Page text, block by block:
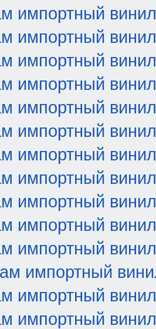
импортный винил
импортный винил
импортный винил
импортный винил
импортный винил
импортный винил
импортный винил
импортный винил
импортный винил
импортный винил
импортный винил
импортный
импортный винил
импортный винил